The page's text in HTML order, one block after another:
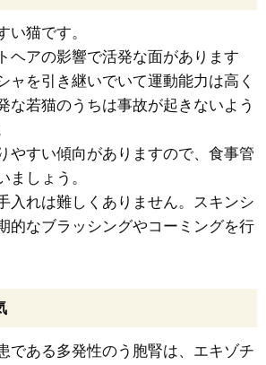
い猫です。
ヘアの影響で活発な面があります
ャを引き継いでいて運動能力は高く
な若猫のうちは事故が起きないよう
やすい傾向がありますので、食事管
ましょう。
入れは難しくありません。スキンシ
的なブラッシングやコーミングを行
である多発性のう胞腎は、エキゾチ